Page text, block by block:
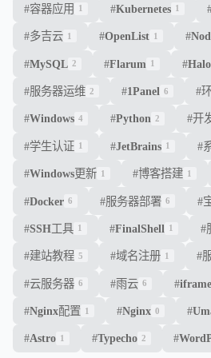
#容器应用 1 #Kubernetes 1
#多吉云 1 #OpenList 1 #
#MySQL 2 #Flarum 1 #
#服务器运维 2 #1Panel 6 #
#Windows 4 #Python 2 #开
#学生认证 1 #JetBrains 1 #
#Windows更新 1 #博客搭建 1
#Docker 6 #服务器部署 6 #
#SSH工具 1 #FinalShell 1 #
#建站教程 5 #域名注册 1 #
#云服务器 6 #雨云 6 #
#Nginx配置 1 #Nginx 0 #
#Astro 1 #Typecho 2 #